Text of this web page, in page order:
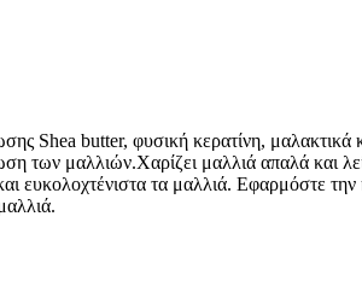
butter, φυσική κερατίνη, μαλακτικά
των μαλλιών.Χαρίζει μαλλιά απαλά και
ευκολοχτένιστα τα μαλλιά. Εφαρμόστε